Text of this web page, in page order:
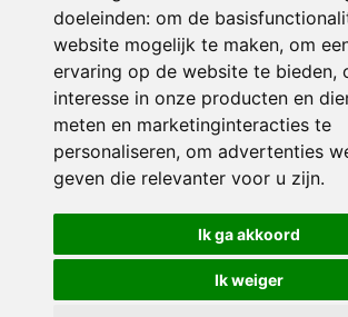
doeleinden: om de
website mogelijk te maken, om
ervaring op de website te bieden,
interesse in onze producten en
meten en marketinginteracties te
personaliseren, om advertenties
geven die relevanter voor u zijn.
Ik ga akkoord
Ik weiger
© 2026 Sint Bernardus | Alle rechten
Privacy policy|Disclaimer| Klachtenregeling|
voorkeuren
Crealisatie The MindOffice